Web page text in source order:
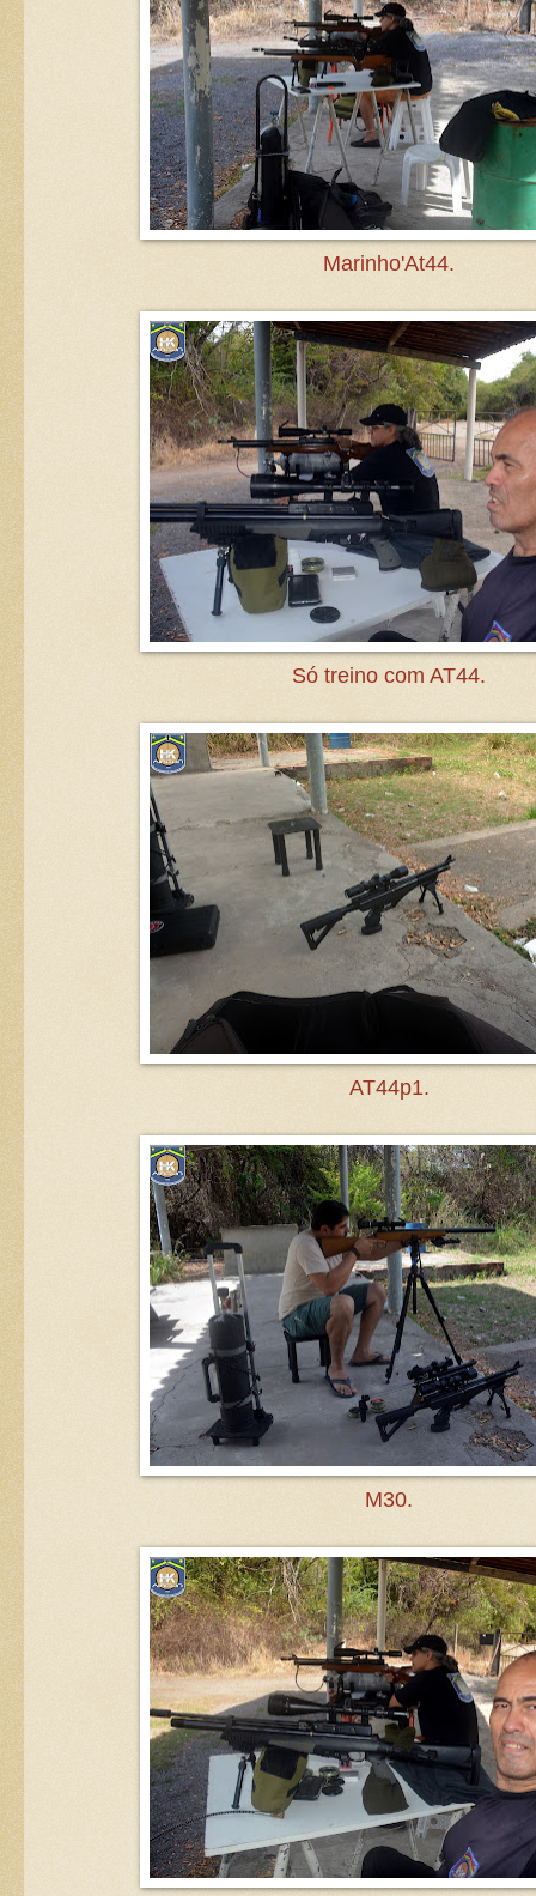
Marinho'At44.
Só treino com AT44.
AT44p1.
M30.